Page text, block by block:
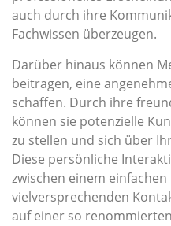
auch durch ihre
Fachwissen überzeugen.
Darüber hinaus können
beitragen, eine
schaffen. Durch ihre
können sie potenzielle
zu stellen und sich über
Diese persönliche
zwischen einem
vielversprechenden
auf einer so